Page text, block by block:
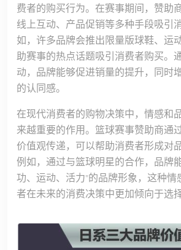
费者的购买行为。在赛事期间，赞助
线上互动、产品促销等多种手段吸引
如，许多品牌会推出限量版球鞋、运
助赛事的热点话题吸引消费者购买。
动，品牌能够促进销量的提升，同时
的认同感。
在现代消费者的购物决策中，情感和
来越重要的作用。篮球赛事赞助商通
价值观传递，可以帮助消费者形成对
例如，通过与篮球明星的合作，品牌
功、运动、活力”的品牌形象，这种情
者在未来的消费决策中更加倾向于选